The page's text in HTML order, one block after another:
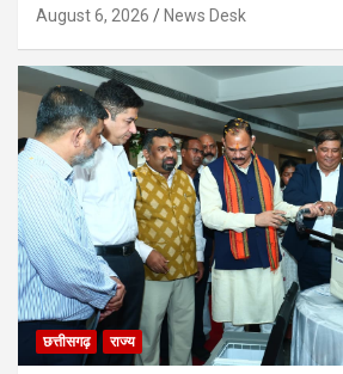
August 6, 2026 News Desk
छत्तीसगढ़ राज्य